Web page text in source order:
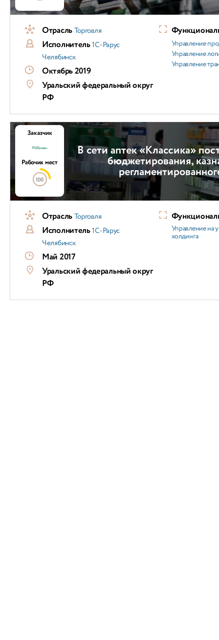
ОтрасльТорговля
Исполнитель1С-Рарус
Челябинск
Октябрь 2019
Уральский федеральный округ
РФ
Управление
Управление
Управление
В сети аптек «Классика»
бюджетирования,
Заказчик
Рабочих мест
100
ОтрасльТорговля
Исполнитель1С-Рарус
Челябинск
Май 2017
Уральский федеральный округ
РФ
Управление на
холдинга